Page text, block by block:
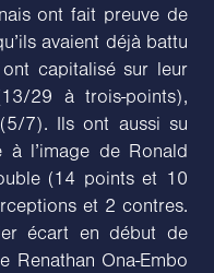
ont fait preuve de
avaient déjà battu
capitalisé sur leur
29 à trois-points),
7). Ils ont aussi su
à l’image de Ronald
(14 points et 10
et 2 contres.
écart en début de
Renathan Ona-Embo